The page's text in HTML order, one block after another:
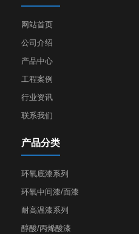
网站首页
公司介绍
产品中心
工程案例
行业资讯
联系我们
产品分类
环氧底漆系列
环氧中间漆/面漆
耐高温漆系列
醇酸/丙烯酸漆